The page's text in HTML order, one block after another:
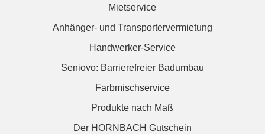
Mietservice
Anhänger- und Transportervermietung
Handwerker-Service
Seniovo: Barrierefreier Badumbau
Farbmischservice
Produkte nach Maß
Der HORNBACH Gutschein